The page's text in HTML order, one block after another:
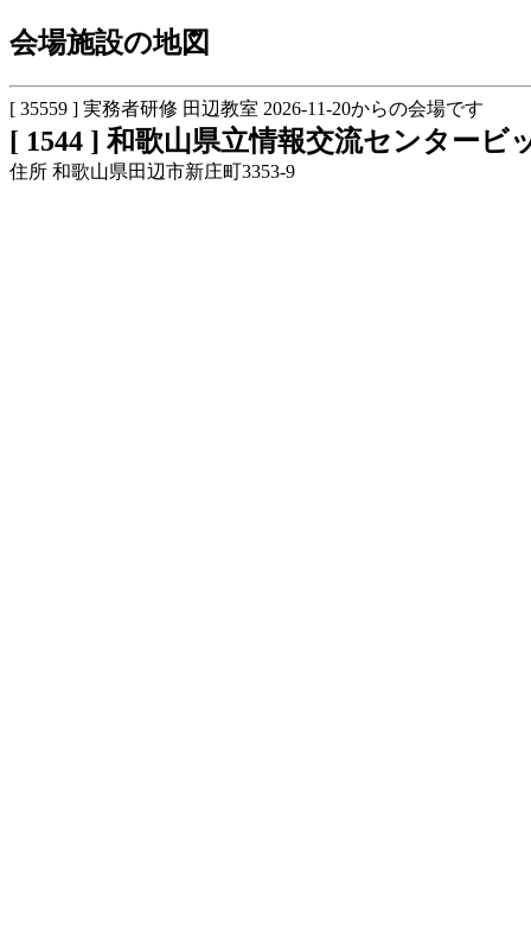
会場施設の地図
[ 35559 ] 実務者研修 田辺教室 2026-11-20からの会場です
[ 1544 ] 和歌山県立情報交流センタービ
住所 和歌山県田辺市新庄町3353-9